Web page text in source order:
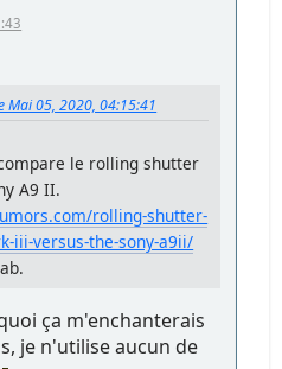
Mai 05, 2020, 04:15:41
le rolling shutter
A9 II.
rolling-shutter-
iii-versus-the-sony-a9ii/
ça m'enchanterais
je n'utilise aucun de